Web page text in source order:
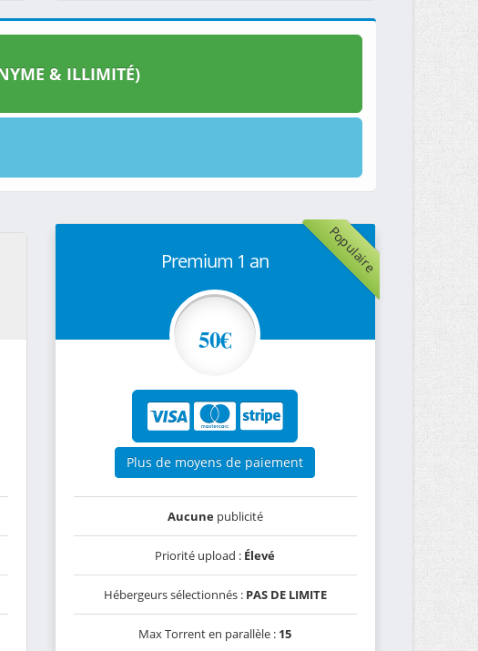
& ILLIMITÉ)
Populaire
Premium 1 an
50€
Plus de moyens de paiement
Aucunepublicité
Priorité upload : Élevé
Hébergeurs sélectionnés : PAS DE LIMITE
Max Torrent en parallèle : 15